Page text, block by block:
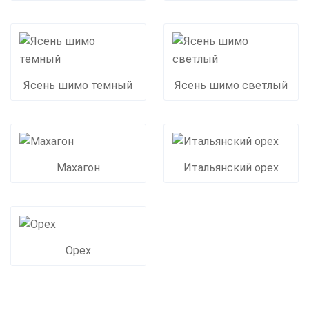
Ясень шимо темный Ясень шимо светлый
Махагон Итальянский орех
Орех